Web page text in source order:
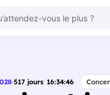
·517 jours 16:34:45